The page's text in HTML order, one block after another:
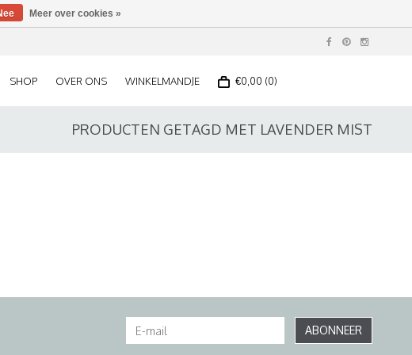
SHOP OVER ONS WINKELMANDJE €0,00 (0)
PRODUCTEN GETAGD MET LAVENDER MIST
ABONNEER
Meer over cookies »